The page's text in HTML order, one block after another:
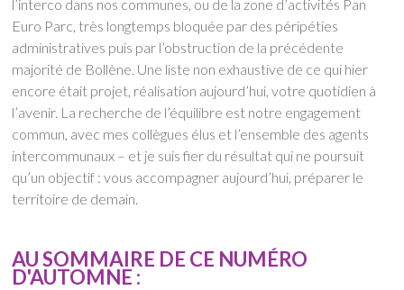
l’interco dans nos communes, ou de la zone d’activités Pan
Euro Parc, très longtemps bloquée par des péripéties
administratives puis par l’obstruction de la précédente
majorité de Bollène. Une liste non exhaustive de ce qui hier
encore était projet, réalisation aujourd’hui, votre quotidien à
l’avenir. La recherche de l’équilibre est notre engagement
commun, avec mes collègues élus et l’ensemble des agents
intercommunaux – et je suis fier du résultat qui ne poursuit
qu’un objectif : vous accompagner aujourd’hui, préparer le
territoire de demain.
AU SOMMAIRE DE CE NUMÉRO
D'AUTOMNE :